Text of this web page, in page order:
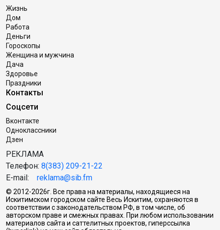
Жизнь
Дом
Работа
Деньги
Гороскопы
Женщина и мужчина
Дача
Здоровье
Праздники
Контакты
Соцсети
Вконтакте
Одноклассники
Дзен
РЕКЛАМА
Телефон: 8(383) 209-21-22
E-mail: reklama@sib.fm
© 2012-2026г. Все права на материалы, находящиеся на
Искитимском городском сайте Весь Искитим, охраняются в
соответствии с законодательством РФ, в том числе, об
авторском праве и смежных правах. При любом использовании
материалов сайта и саттелитных проектов, гиперссылка